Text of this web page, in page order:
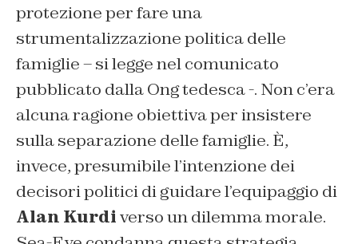
protezione per fare una
strumentalizzazione politica delle
famiglie – si legge nel comunicato
pubblicato dalla Ong tedesca -. Non c’era
alcuna ragione obiettiva per insistere
sulla separazione delle famiglie. È,
invece, presumibile l’intenzione dei
decisori politici di guidare l’equipaggio di
Alan Kurdiverso un dilemma morale.